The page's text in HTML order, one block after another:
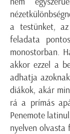
a testünket,
feladata
monostorban.
akkor ezzel a
adhatja
diákok, akár
rá a prímás
Penemote
nyelven olvasta